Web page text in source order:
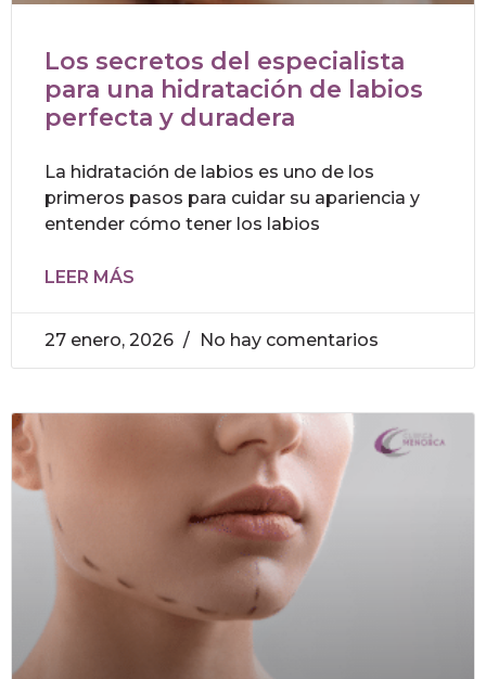
Los secretos del especialista
para una hidratación de labios
perfecta y duradera
La hidratación de labios es uno de los
primeros pasos para cuidar su apariencia y
entender cómo tener los labios
LEER MÁS
27 enero, 2026 No hay comentarios